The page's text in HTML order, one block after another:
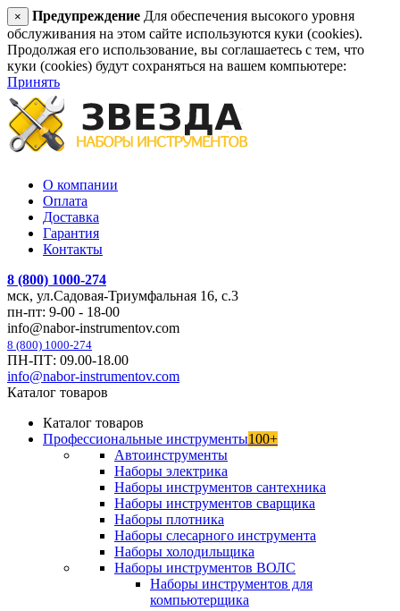
× Предупреждение Для обеспечения высокого уровня
обслуживания на этом сайте используются куки (cookies).
Продолжая его использование, вы соглашаетесь с тем, что
куки (cookies) будут сохраняться на вашем компьютере:
Принять
О компании
Оплата
Доставка
Гарантия
Контакты
8 (800) 1000-274
мск, ул.Садовая-Триумфальная 16, с.3
пн-пт: 9-00 - 18-00
info@nabor-instrumentov.com
8 (800) 1000-274
ПН-ПТ: 09.00-18.00
info@nabor-instrumentov.com
Каталог товаров
Каталог товаров
Профессиональные инструменты100+
Автоинструменты
Наборы электрика
Наборы инструментов сантехника
Наборы инструментов сварщика
Наборы плотника
Наборы слесарного инструмента
Наборы холодильщика
Наборы инструментов ВОЛС
Наборы инструментов для
компьютерщика